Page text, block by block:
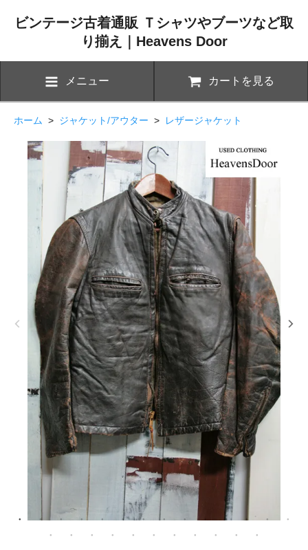
ビンテージ古着通販 Ｔシャツやブーツなど取
り揃え｜Heavens Door
メニュー カートを見る
ホーム > ジャケット/アウター > レザージャケット